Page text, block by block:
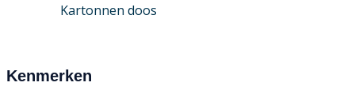
Kartonnen doos
Kenmerken